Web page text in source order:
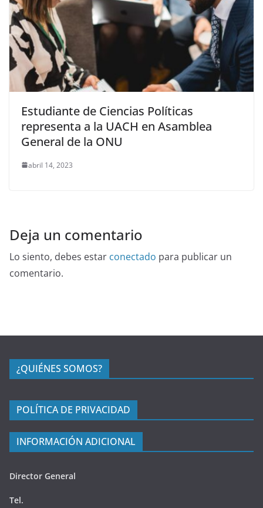
Estudiante de Ciencias Políticas
representa a la UACH en Asamblea
General de la ONU
abril 14, 2023
Deja un comentario
Lo siento, debes estar conectado para publicar un
comentario.
¿QUIÉNES SOMOS?
POLÍTICA DE PRIVACIDAD
INFORMACIÓN ADICIONAL
Director General
Tel.